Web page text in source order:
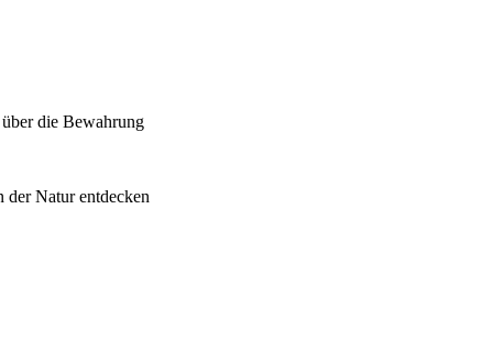
die Bewahrung
der Natur entdecken